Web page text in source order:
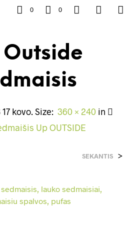
0 0
Outside
17 kovo. Size: 360 × 240in
Up OUTSIDE
SEKANTIS >